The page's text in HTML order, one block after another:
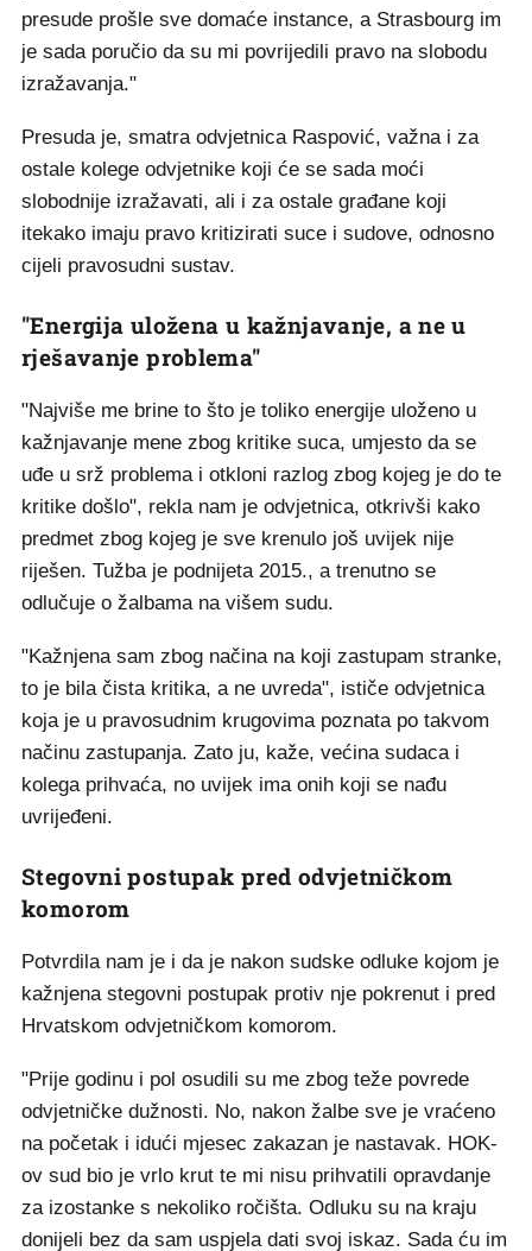
presude prošle sve domaće instance, a Strasbourg im
je sada poručio da su mi povrijedili pravo na slobodu
izražavanja."
Presuda je, smatra odvjetnica Raspović, važna i za
ostale kolege odvjetnike koji će se sada moći
slobodnije izražavati, ali i za ostale građane koji
itekako imaju pravo kritizirati suce i sudove, odnosno
cijeli pravosudni sustav.
"Energija uložena u kažnjavanje, a ne u
rješavanje problema"
"Najviše me brine to što je toliko energije uloženo u
kažnjavanje mene zbog kritike suca, umjesto da se
uđe u srž problema i otkloni razlog zbog kojeg je do te
kritike došlo", rekla nam je odvjetnica, otkrivši kako
predmet zbog kojeg je sve krenulo još uvijek nije
riješen. Tužba je podnijeta 2015., a trenutno se
odlučuje o žalbama na višem sudu.
"Kažnjena sam zbog načina na koji zastupam stranke,
to je bila čista kritika, a ne uvreda", ističe odvjetnica
koja je u pravosudnim krugovima poznata po takvom
načinu zastupanja. Zato ju, kaže, većina sudaca i
kolega prihvaća, no uvijek ima onih koji se nađu
uvrijeđeni.
Stegovni postupak pred odvjetničkom
komorom
Potvrdila nam je i da je nakon sudske odluke kojom je
kažnjena stegovni postupak protiv nje pokrenut i pred
Hrvatskom odvjetničkom komorom.
"Prije godinu i pol osudili su me zbog teže povrede
odvjetničke dužnosti. No, nakon žalbe sve je vraćeno
na početak i idući mjesec zakazan je nastavak. HOK-
ov sud bio je vrlo krut te mi nisu prihvatili opravdanje
za izostanke s nekoliko ročišta. Odluku su na kraju
donijeli bez da sam uspjela dati svoj iskaz. Sada ću im